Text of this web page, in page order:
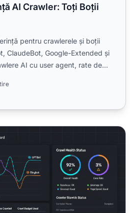
AI Crawler: Toți Boții
pentru crawlerele și boții
ClaudeBot, Google-Extended și
AI cu user agent, rate de
AI vs Crawlerii de căutare: